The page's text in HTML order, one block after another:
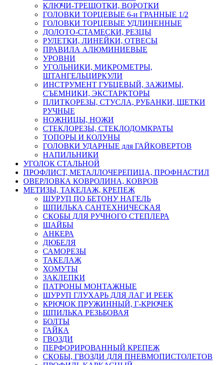
КЛЮЧИ-ТРЕЩОТКИ, ВОРОТКИ
ГОЛОВКИ ТОРЦЕВЫЕ 6-и ГРАННЫЕ 1/2
ГОЛОВКИ ТОРЦЕВЫЕ УДЛИНЕННЫЕ
ДОЛОТО-СТАМЕСКИ, РЕЗЦЫ
РУЛЕТКИ, ЛИНЕЙКИ, ОТВЕСЫ
ПРАВИЛА АЛЮМИНИЕВЫЕ
УРОВНИ
УГОЛЬНИКИ, МИКРОМЕТРЫ,
ШТАНГЕЛЬЦИРКУЛИ
ИНСТРУМЕНТ ГУБЦЕВЫЙ, ЗАЖИМЫ,
СЪЕМНИКИ, ЭКСТАРКТОРЫ
ПЛИТКОРЕЗЫ, СТУСЛА, РУБАНКИ, ЩЕТКИ
РУЧНЫЕ
НОЖНИЦЫ, НОЖИ
СТЕКЛОРЕЗЫ, СТЕКЛОДОМКРАТЫ
ТОПОРЫ И КОЛУНЫ
ГОЛОВКИ УДАРНЫЕ для ГАЙКОВЕРТОВ
НАПИЛЬНИКИ
УГОЛОК СТАЛЬНОЙ
ПРОФЛИСТ, МЕТАЛЛОЧЕРЕПИЦА, ПРОФНАСТИЛ
ОВЕРЛОВКА КОВРОЛИНА, КОВРОВ
МЕТИЗЫ, ТАКЕЛАЖ, КРЕПЕЖ
ШУРУП ПО БЕТОНУ НАГЕЛЬ
ШПИЛЬКА САНТЕХНИЧЕСКАЯ
СКОБЫ ДЛЯ РУЧНОГО СТЕПЛЕРА
ШАЙБЫ
АНКЕРА
ДЮБЕЛЯ
САМОРЕЗЫ
ТАКЕЛАЖ
ХОМУТЫ
ЗАКЛЕПКИ
ПАТРОНЫ МОНТАЖНЫЕ
ШУРУП ГЛУХАРЬ ДЛЯ ЛАГ И РЕЕК
КРЮЧОК ПРУЖИННЫЙ, Г-КРЮЧЕК
ШПИЛЬКА РЕЗЬБОВАЯ
БОЛТЫ
ГАЙКА
ГВОЗДИ
ПЕРФОРИРОВАННЫЙ КРЕПЕЖ
СКОБЫ, ГВОЗДИ ДЛЯ ПНЕВМОПИСТОЛЕТОВ